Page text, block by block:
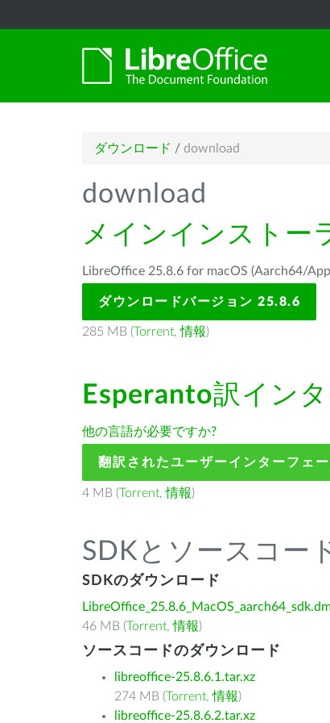
ダウンロード / download
download
メインインストー
LibreOffice 25.8.6 for macOS (Aarch64/
ダウンロードバージョン 25.8.6
285 MB (Torrent,情報)
Esperanto訳イン
他の言語が必要ですか?
翻訳されたユーザーインターフェー
4 MB (Torrent,情報)
SDKとソースコー
SDKのダウンロード
46 MB (Torrent,情報)
ソースコードのダウンロード
libreoffice-25.8.6.1.tar.xz
274 MB (Torrent,情報)
libreoffice-25.8.6.2.tar.xz